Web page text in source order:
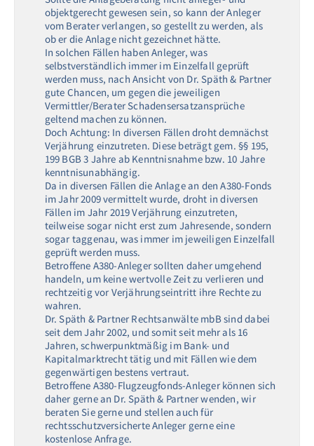
objektgerecht gewesen sein, so kann der Anleger
vom Berater verlangen, so gestellt zu werden, als
ob er die Anlage nicht gezeichnet hätte.
In solchen Fällen haben Anleger, was
selbstverständlich immer im Einzelfall geprüft
werden muss, nach Ansicht von Dr. Späth & Partner
gute Chancen, um gegen die jeweiligen
Vermittler/Berater Schadensersatzansprüche
geltend machen zu können.
Doch Achtung: In diversen Fällen droht demnächst
Verjährung einzutreten. Diese beträgt gem. §§ 195,
199 BGB 3 Jahre ab Kenntnisnahme bzw. 10 Jahre
kenntnisunabhängig.
Da in diversen Fällen die Anlage an den A380-Fonds
im Jahr 2009 vermittelt wurde, droht in diversen
Fällen im Jahr 2019 Verjährung einzutreten,
teilweise sogar nicht erst zum Jahresende, sondern
sogar taggenau, was immer im jeweiligen Einzelfall
geprüft werden muss.
Betroffene A380-Anleger sollten daher umgehend
handeln, um keine wertvolle Zeit zu verlieren und
rechtzeitig vor Verjährungseintritt ihre Rechte zu
wahren.
Dr. Späth & Partner Rechtsanwälte mbB sind dabei
seit dem Jahr 2002, und somit seit mehr als 16
Jahren, schwerpunktmäßig im Bank- und
Kapitalmarktrecht tätig und mit Fällen wie dem
gegenwärtigen bestens vertraut.
Betroffene A380-Flugzeugfonds-Anleger können sich
daher gerne an Dr. Späth & Partner wenden, wir
beraten Sie gerne und stellen auch für
rechtsschutzversicherte Anleger gerne eine
kostenlose Anfrage.